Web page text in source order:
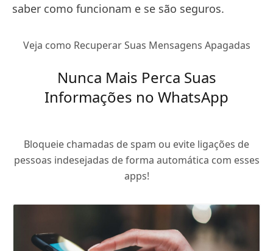
saber como funcionam e se são seguros.
Veja como Recuperar Suas Mensagens Apagadas
Nunca Mais Perca Suas
Informações no WhatsApp
Bloqueie chamadas de spam ou evite ligações de
pessoas indesejadas de forma automática com esses
apps!